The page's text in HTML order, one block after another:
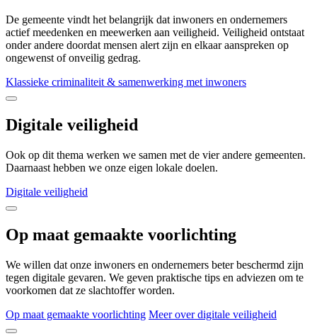
De gemeente vindt het belangrijk dat inwoners en ondernemers
actief meedenken en meewerken aan veiligheid. Veiligheid ontstaat
onder andere doordat mensen alert zijn en elkaar aanspreken op
ongewenst of onveilig gedrag.
Klassieke criminaliteit & samenwerking met inwoners
Digitale veiligheid
Ook op dit thema werken we samen met de vier andere gemeenten.
Daarnaast hebben we onze eigen lokale doelen.
Digitale veiligheid
Op maat gemaakte voorlichting
We willen dat onze inwoners en ondernemers beter beschermd zijn
tegen digitale gevaren. We geven praktische tips en adviezen om te
voorkomen dat ze slachtoffer worden.
Op maat gemaakte voorlichting Meer over digitale veiligheid